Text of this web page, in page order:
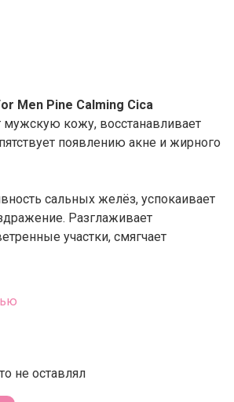
Men Pine Calming Cica
мужскую кожу, восстанавливает
появлению акне и жирного
сальных желёз, успокаивает
Разглаживает
участки, смягчает
освежает при нанесении,
Слабокислотная формула с pH
не оставлял